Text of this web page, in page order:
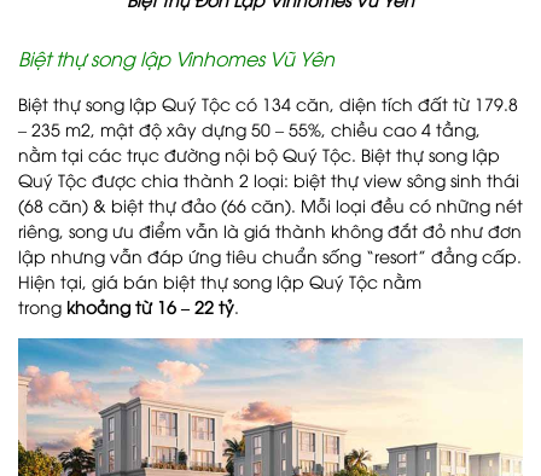
Biệt thự song lập Vinhomes Vũ Yên
Biệt thự song lập Quý Tộc có 134 căn, diện tích đất từ 179.8
– 235 m2, mật độ xây dựng 50 – 55%, chiều cao 4 tầng,
nằm tại các trục đường nội bộ Quý Tộc. Biệt thự song lập
Quý Tộc được chia thành 2 loại: biệt thự view sông sinh thái
(68 căn) & biệt thự đảo (66 căn). Mỗi loại đều có những nét
riêng, song ưu điểm vẫn là giá thành không đắt đỏ như đơn
lập nhưng vẫn đáp ứng tiêu chuẩn sống “resort” đẳng cấp.
Hiện tại, giá bán biệt thự song lập Quý Tộc nằm
trong khoảng từ 16 – 22 tỷ.